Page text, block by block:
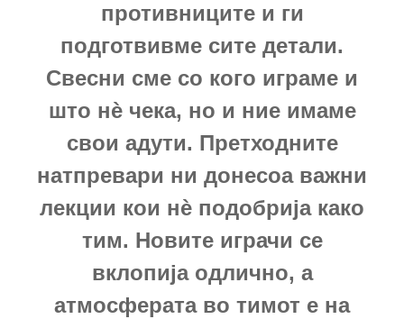
противниците и ги
подготвивме сите детали.
Свесни сме со кого играме и
што нѐ чека, но и ние имаме
свои адути. Претходните
натпревари ни донесоа важни
лекции кои нѐ подобрија како
тим. Новите играчи се
вклопија одлично, а
атмосферата во тимот е на